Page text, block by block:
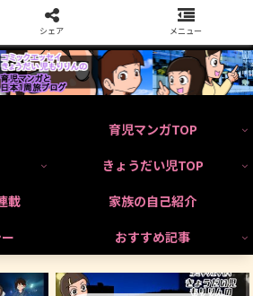
育児マンガTOP
きょうだい児TOP
載
家族の自己紹介
おすすめ記事
シェア メニュー